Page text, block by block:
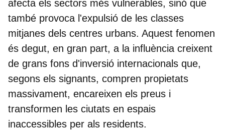
afecta els sectors més vulnerables, sinó que
també provoca l'expulsió de les classes
mitjanes dels centres urbans. Aquest fenomen
és degut, en gran part, a la influència creixent
de grans fons d'inversió internacionals que,
segons els signants, compren propietats
massivament, encareixen els preus i
transformen les ciutats en espais
inaccessibles per als residents.